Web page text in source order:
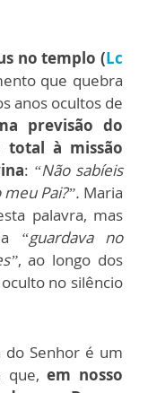
no templo (Lc
que quebra
anos ocultos de
previsão do
total à missão
: “Não sabíeis
Pai?”. Maria
palavra, mas
“guardava no
, ao longo dos
no silêncio
do Senhor é um
que,em nosso